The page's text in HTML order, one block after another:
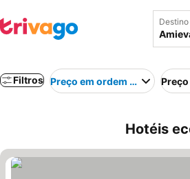
Destino
Filtros Preço em ordem crescentePreço
Hotéis